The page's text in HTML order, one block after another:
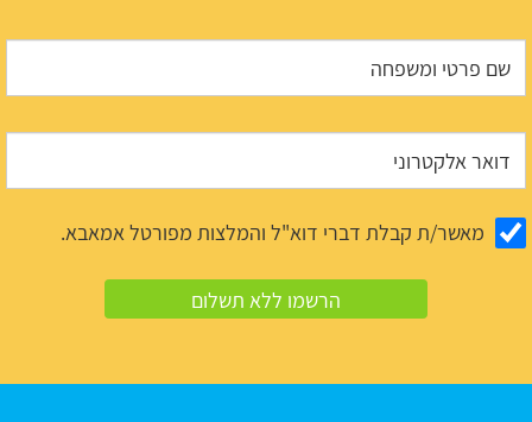
מאשר/ת קבלת דברי דוא"ל והמלצות מפורטל אמאבא.